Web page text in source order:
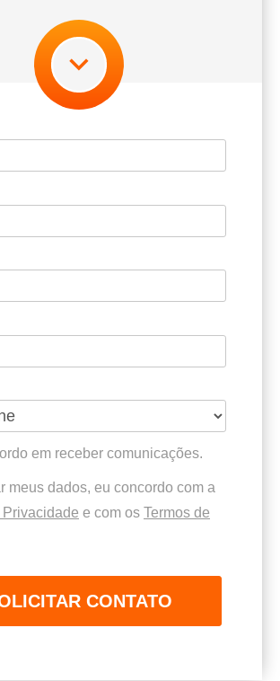
em receber comunicações.
meus dados, eu concordo com a
Privacidade e com os Termos de
CONTATO